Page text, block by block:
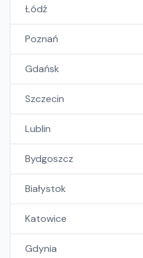
Łódź
Poznań
Gdańsk
Szczecin
Lublin
Bydgoszcz
Białystok
Katowice
Gdynia